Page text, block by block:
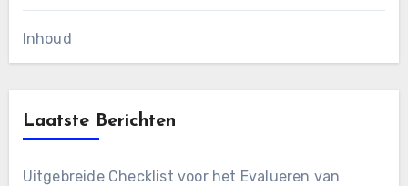
Inhoud
Laatste Berichten
Uitgebreide Checklist voor het Evalueren van